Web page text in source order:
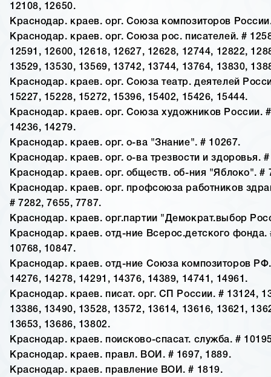
12108, 12650.
Краснодар. краев. орг. Союза композиторов
Краснодар. краев. орг. Союза рос. писателей. #
12591, 12600, 12618, 12627, 12628, 12744, 12822,
13529, 13530, 13569, 13742, 13744, 13764, 13830,
Краснодар. краев. орг. Союза театр. деятелей
15227, 15228, 15272, 15396, 15402, 15426, 15444.
Краснодар. краев. орг. Союза художников России.
14236, 14279.
Краснодар. краев. орг. о-ва "Знание". # 10267.
Краснодар. краев. орг. о-ва трезвости и здоровья.
Краснодар. краев. орг. обществ. об-ния "Яблоко". #
Краснодар. краев. орг. профсоюза работников
# 7282, 7655, 7787.
Краснодар. краев. орг.партии "Демократ.выбор
Краснодар. краев. отд-ние Всерос.детского фонда.
10768, 10847.
Краснодар. краев. отд-ние Союза композиторов
14276, 14278, 14291, 14376, 14389, 14741, 14961.
Краснодар. краев. писат. орг. СП России. # 13124,
13386, 13490, 13528, 13572, 13614, 13616, 13621,
13653, 13686, 13802.
Краснодар. краев. поисково-спасат. служба. #
Краснодар. краев. правл. ВОИ. # 1697, 1889.
Краснодар. краев. правление ВОИ. # 1819.